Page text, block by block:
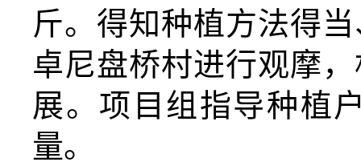
斤。得知种植方法得
卓尼盘桥村进行观摩
展。项目组指导种植
量。